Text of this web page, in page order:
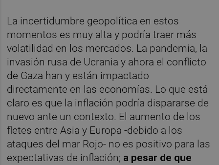
La incertidumbre geopolítica en estos
momentos es muy alta y podría traer más
volatilidad en los mercados. La pandemia, la
invasión rusa de Ucrania y ahora el conflicto
de Gaza han y están impactado
directamente en las economías. Lo que está
claro es que la inflación podría dispararse de
nuevo ante un contexto. El aumento de los
fletes entre Asia y Europa -debido a los
ataques del mar Rojo- no es positivo para las
expectativas de inflación; a pesar de que